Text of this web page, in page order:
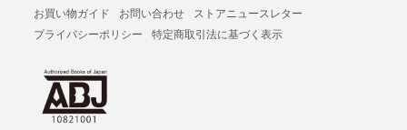
お買い物ガイド
お問い合わせ
ストアニュースレター
プライバシーポリシー
特定商取引法に基づく表示